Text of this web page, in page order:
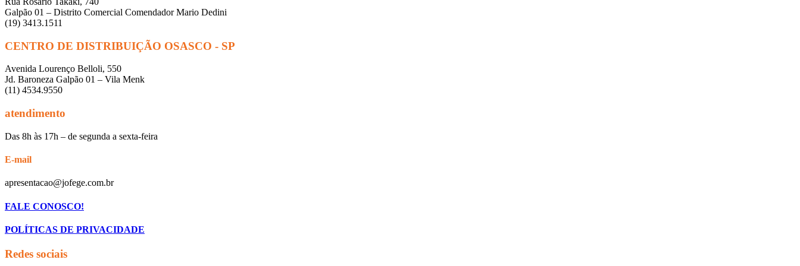
Galpão 01 – Distrito Comercial Comendador Mario Dedini
(19) 3413.1511
CENTRO DE DISTRIBUIÇÃO OSASCO - SP
Avenida Lourenço Belloli, 550
Jd. Baroneza Galpão 01 – Vila Menk
(11) 4534.9550
atendimento
Das 8h às 17h – de segunda a sexta-feira
E-mail
apresentacao@jofege.com.br
FALE CONOSCO!
POLÍTICAS DE PRIVACIDADE
Redes sociais